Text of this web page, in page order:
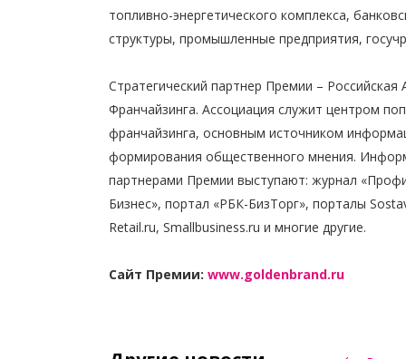
топливно-энергетического комплекса,
структуры, промышленные предприятия,
Стратегический партнер Премии – Российская
Франчайзинга. Ассоциация служит центром
франчайзинга, основным источником
формирования общественного мнения.
партнерами Премии выступают: журнал
Бизнес», портал «РБК-БизТорг», порталы
Retail.ru, Smallbusiness.ru и многие другие.
Сайт Премии: www.goldenbrand.ru